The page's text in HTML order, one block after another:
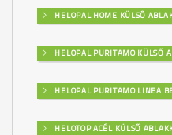
HELOPAL HOME KÜLSŐ
HELOPAL PURITAMO KÜLSŐ
HELOPAL PURITAMO LINEA
HELOTOP ACÉL KÜLSŐ